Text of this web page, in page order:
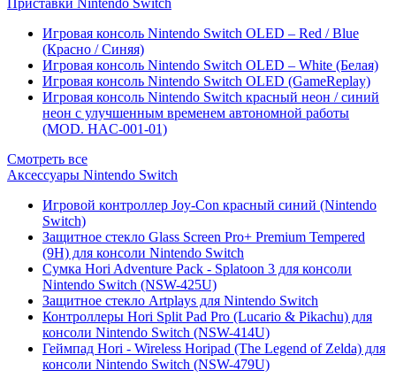
Приставки Nintendo Switch
Игровая консоль Nintendo Switch OLED – Red / Blue
(Красно / Синяя)
Игровая консоль Nintendo Switch OLED – White (Белая)
Игровая консоль Nintendo Switch OLED (GameReplay)
Игровая консоль Nintendo Switch красный неон / синий
неон с улучшенным временем автономной работы
(MOD. HAC-001-01)
Смотреть все
Аксессуары Nintendo Switch
Игровой контроллер Joy-Con красный синий (Nintendo
Switch)
Защитное стекло Glass Screen Pro+ Premium Tempered
(9H) для консоли Nintendo Switch
Сумка Hori Adventure Pack - Splatoon 3 для консоли
Nintendo Switch (NSW-425U)
Защитное стекло Artplays для Nintendo Switch
Контроллеры Hori Split Pad Pro (Lucario & Pikachu) для
консоли Nintendo Switch (NSW-414U)
Геймпад Hori - Wireless Horipad (The Legend of Zelda) для
консоли Nintendo Switch (NSW-479U)